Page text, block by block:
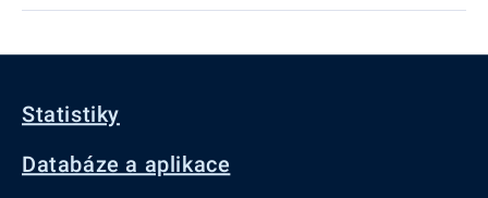
Statistiky
Databáze a aplikace